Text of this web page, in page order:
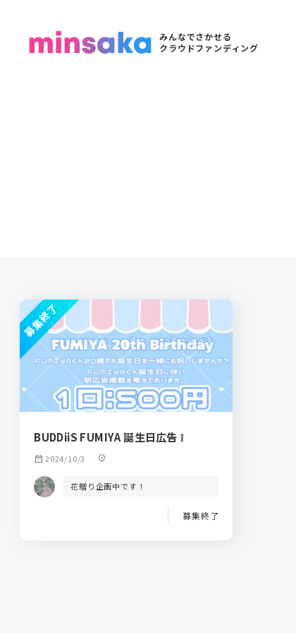
みんなでさかせる
クラウドファンディング
BUDDiiS FUMIYA 誕生日広告 ❕
calendar_month 2024/10/3 location_on
花贈り企画中です！
募集終了
募集終了